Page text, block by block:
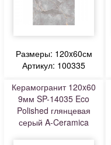
Размеры: 120x60см
Артикул: 100335
Керамогранит 120x60
9мм SP-14035 Eco
Polished глянцевая
серый A-Ceramica